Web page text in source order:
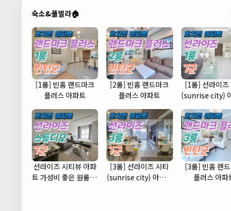
숙소&풀빌라🏠
[1룸] 빈홈 랜드마크
플러스 아파트
[2룸] 빈홈 랜드마크
플러스 아파트
[1룸] 선라이즈
(sunrise city) 아
선라이즈 시티뷰 아파
트 가성비 좋은 원룸 스
[3룸] 선라이즈 시티
(sunrise city) 아파트
[3룸] 빈홈 랜
플러스 아파